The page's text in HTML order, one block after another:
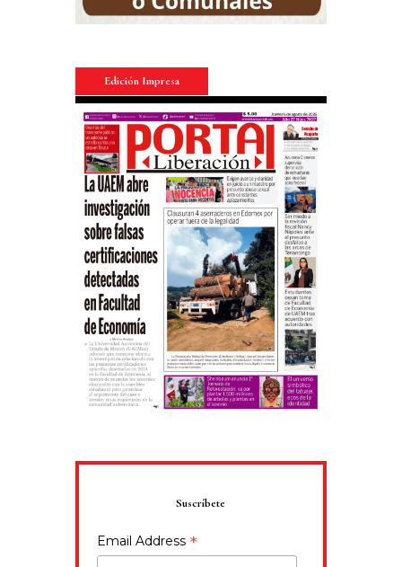
Edición Impresa
Suscríbete
Email Address *